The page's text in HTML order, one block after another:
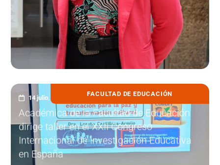
FACULTAD DE EDUCACIÓN
14 julio, 2026
Académica de la Facultad de Educación
dirige taller en el XXII Congreso
Internacional de Investigación Educativa
en España